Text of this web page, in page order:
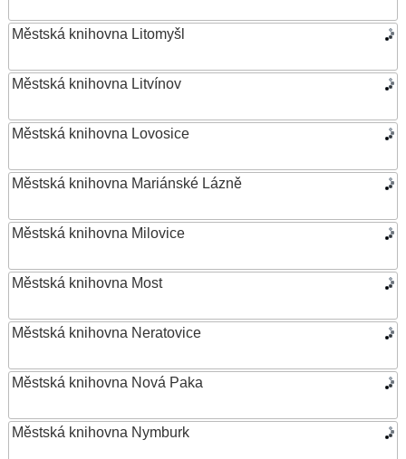
Městská knihovna Litomyšl
Městská knihovna Litvínov
Městská knihovna Lovosice
Městská knihovna Mariánské Lázně
Městská knihovna Milovice
Městská knihovna Most
Městská knihovna Neratovice
Městská knihovna Nová Paka
Městská knihovna Nymburk